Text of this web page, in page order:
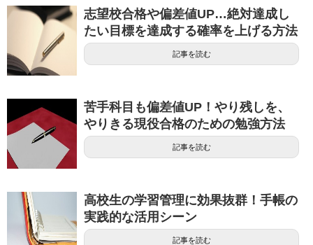
志望校合格や偏差値UP…絶対達成し
たい目標を達成する確率を上げる方法
記事を読む
苦手科目も偏差値UP！やり残しを、
やりきる現役合格のための勉強方法
記事を読む
高校生の学習管理に効果抜群！手帳の
実践的な活用シーン
記事を読む